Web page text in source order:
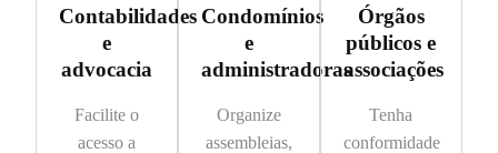
Contabilidades
e
advocacia
Facilite o
acesso a
Condomínios
e
administradoras
Organize
assembleias,
Órgãos
públicos e
associações
Tenha
conformidade